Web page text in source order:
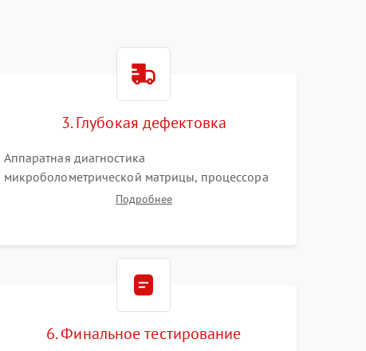
3. Глубокая дефектовка
Аппаратная диагностика
микроболометрической матрицы, процессора
обработки изображений и цепей питания.
Подробнее
6. Финальное тестирование